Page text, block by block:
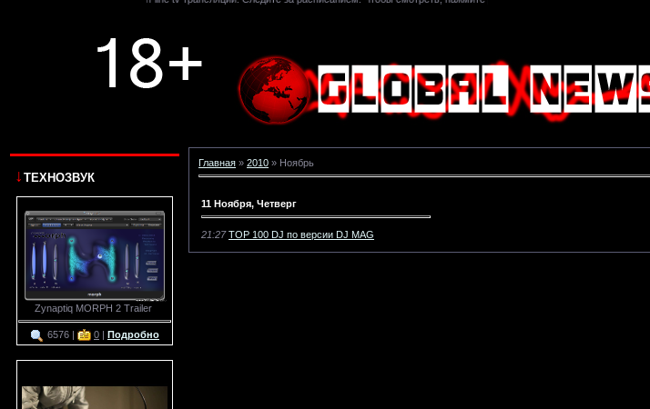
↓ ТЕХНОЗВУК
Zynaptiq MORPH 2 Trailer
6576 | 0 Подробно
Главная » 2010 » Ноябрь
11 Ноября, Четверг
21:27 TOP 100 DJ по версии DJ MAG